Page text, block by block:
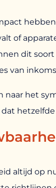
of
dit
van
het
altijd op